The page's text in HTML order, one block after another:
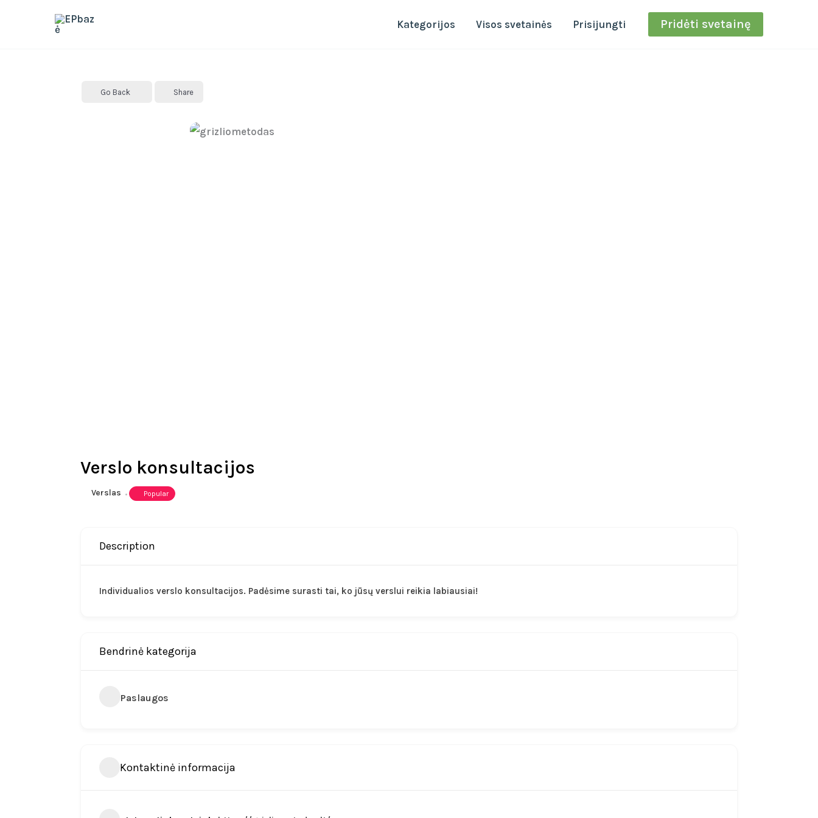
Kategorijos Visos svetainės Prisijungti Pridėti svetainę
Go Back Share
Verslo konsultacijos
Verslas Popular
Description
Individualios verslo konsultacijos. Padėsime surasti tai, ko jūsų verslui reikia labiausiai!
Bendrinė kategorija
Paslaugos
Kontaktinė informacija